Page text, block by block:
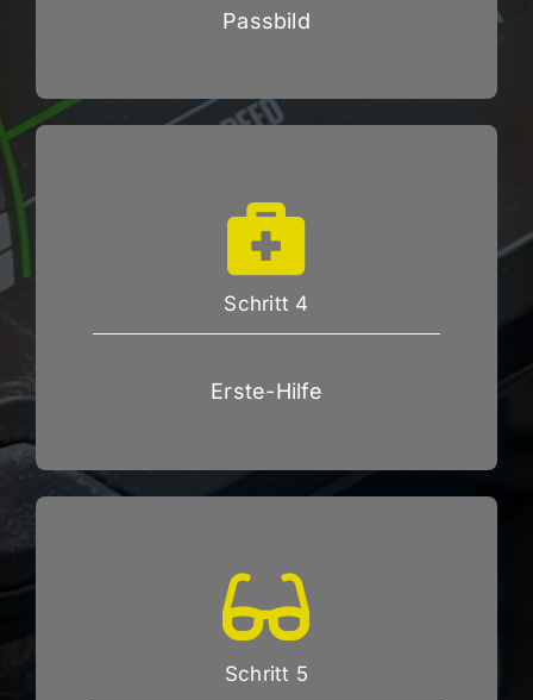
Passbild
Schritt 4
Erste-Hilfe
Schritt 5